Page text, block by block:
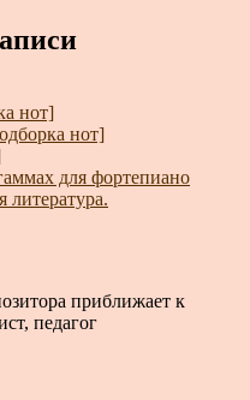
нот]
нот]
для фортепиано
приближает к
педагог